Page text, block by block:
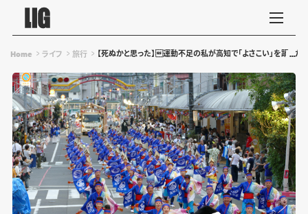
Home ライフ 旅行 【死ぬかと思った】運動不足の私が高知で「よさこい」を踊った